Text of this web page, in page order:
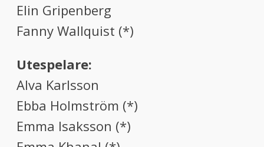
Elin Gripenberg
Fanny Wallquist (*)
Utespelare:
Alva Karlsson
Ebba Holmström (*)
Emma Isaksson (*)